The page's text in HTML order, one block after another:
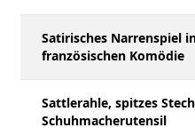
Satirisches Narrenspiel
französischen Komödie
Sattlerahle, spitzes
Schuhmacherutensil